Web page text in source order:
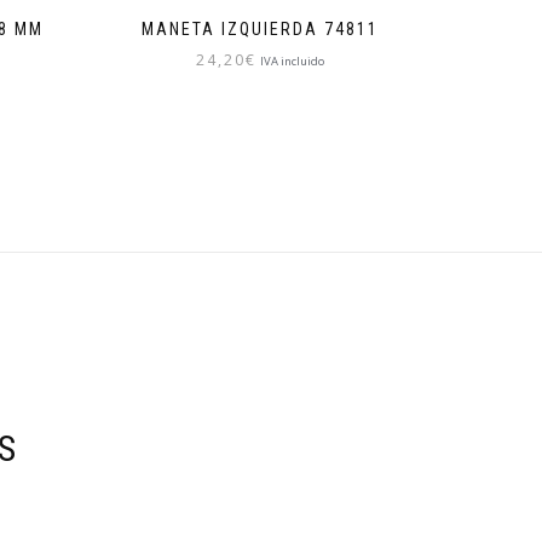
MM MANETA IZQUIERDA 74811
24,20€ IVA incluido